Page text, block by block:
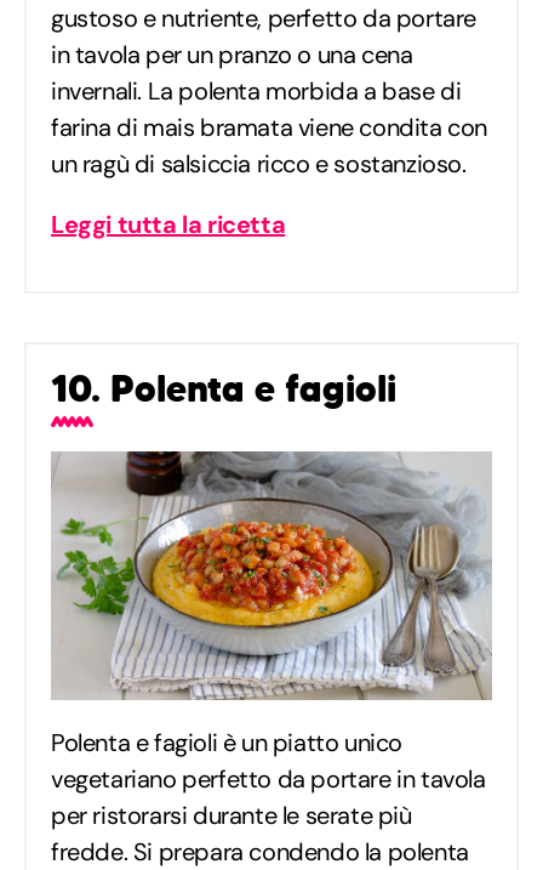
gustoso e nutriente, perfetto da portare
in tavola per un pranzo o una cena
invernali. La polenta morbida a base di
farina di mais bramata viene condita con
un ragù di salsiccia ricco e sostanzioso.
Leggi tutta la ricetta
10. Polenta e fagioli
Polenta e fagioli è un piatto unico
vegetariano perfetto da portare in tavola
per ristorarsi durante le serate più
fredde. Si prepara condendo la polenta